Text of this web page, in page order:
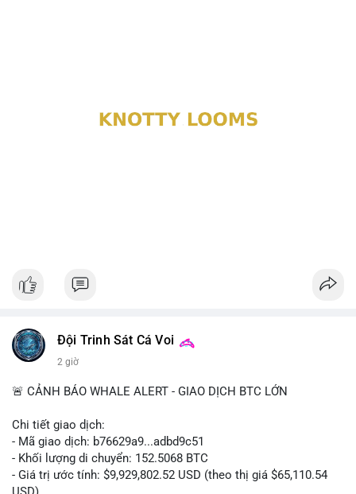
Đội Trinh Sát Cá Voi
2 giờ
🚨 CẢNH BÁO WHALE ALERT - GIAO DỊCH BTC LỚN
Chi tiết giao dịch:
- Mã giao dịch: b76629a9...adbd9c51
- Khối lượng di chuyển: 152.5068 BTC
- Giá trị ước tính: $9,929,802.52 USD (theo thị giá $65,110.54